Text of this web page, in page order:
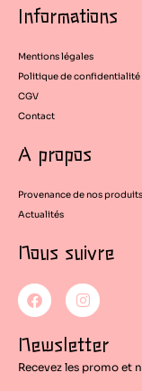
Informations
Mentions légales
Politique de confidentialité
CGV
Contact
A propos
Provenance de nos produits
Actualités
Nous suivre
F
a
c
b
o
I
n
s
t
a
g
Newsletter
Recevez les promo et